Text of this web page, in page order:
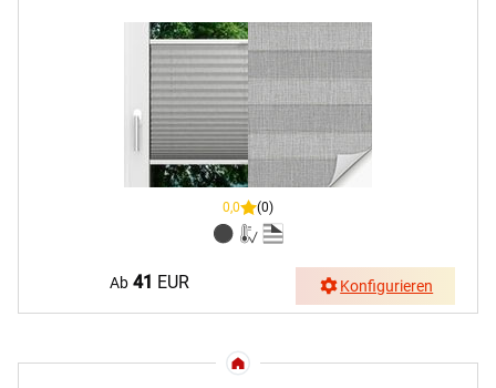
0,0 (0)
Ab 41 EUR Konfigurieren